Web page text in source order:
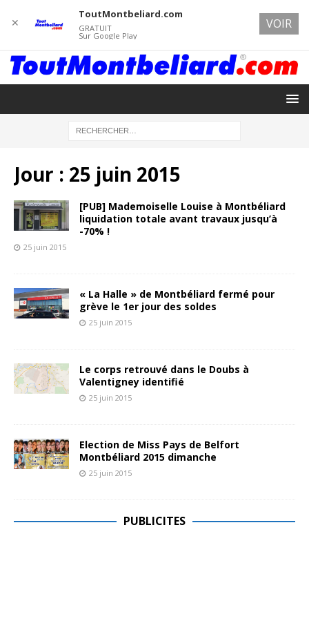
Jour : 25 juin 2015
[PUB] Mademoiselle Louise à Montbéliard
liquidation totale avant travaux jusqu’à
-70% !
25 juin 2015
« La Halle » de Montbéliard fermé pour
grève le 1er jour des soldes
25 juin 2015
Le corps retrouvé dans le Doubs à
Valentigney identifié
25 juin 2015
Election de Miss Pays de Belfort
Montbéliard 2015 dimanche
25 juin 2015
PUBLICITES
✕
ToutMontbeliard.com
GRATUIT
Sur Google Play
VOIR